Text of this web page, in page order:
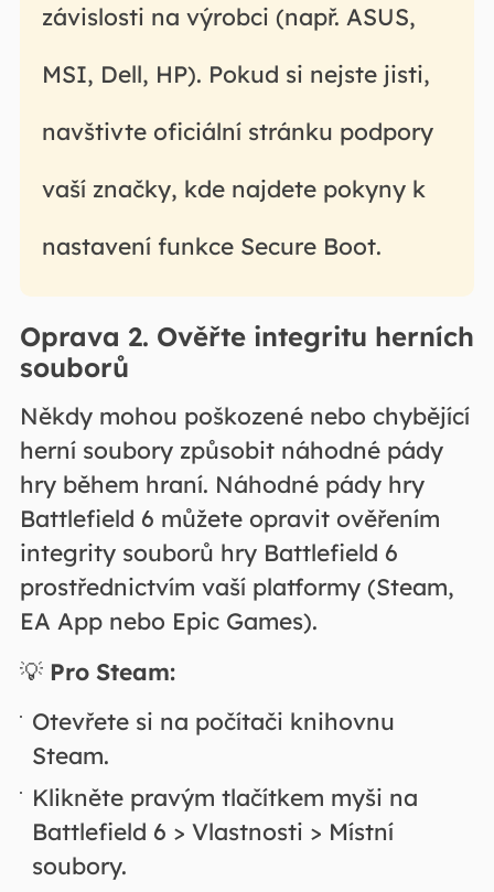
závislosti na výrobci (např. ASUS,
MSI, Dell, HP). Pokud si nejste jisti,
navštivte oficiální stránku podpory
vaší značky, kde najdete pokyny k
nastavení funkce Secure Boot.
Oprava 2. Ověřte integritu herních
souborů
Někdy mohou poškozené nebo chybějící
herní soubory způsobit náhodné pády
hry během hraní. Náhodné pády hry
Battlefield 6 můžete opravit ověřením
integrity souborů hry Battlefield 6
prostřednictvím vaší platformy (Steam,
EA App nebo Epic Games).
💡 Pro Steam:
Otevřete si na počítači knihovnu
Steam.
Klikněte pravým tlačítkem myši na
Battlefield 6 > Vlastnosti > Místní
soubory.